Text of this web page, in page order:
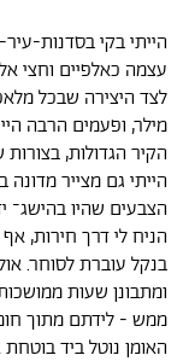
הייתי בקי בסדנות-
עצמה כאלפיים וחצי
לצד היצירה שבכל
מילר, ופעמים הרבה
הקיר הגדולות,
הייתי גם מצייר
הצבעים שהיו בהישג־
הניח לי דרך חירות,
בנקל עוברת לסוחר.
ומתבונן שעות
ממש - לידתם מתוך
האומן נוטל ביד